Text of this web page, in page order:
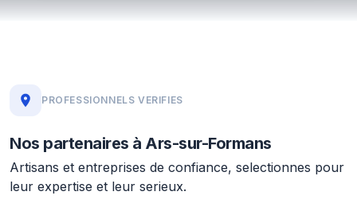
PROFESSIONNELS VERIFIES
Nos partenaires à Ars-sur-Formans
Artisans et entreprises de confiance, selectionnes pour
leur expertise et leur serieux.